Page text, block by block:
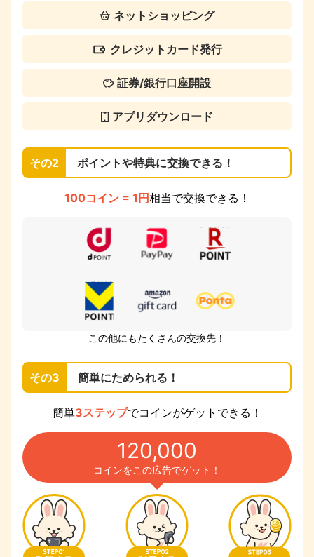
ネットショッピング
クレジットカード発行
証券/銀行口座開設
アプリダウンロード
その2 ポイントや特典に交換できる！
100コイン = 1円相当で交換できる！
この他にもたくさんの交換先！
その3 簡単にためられる！
簡単3ステップでコインがゲットできる！
120,000
コインをこの広告でゲット！